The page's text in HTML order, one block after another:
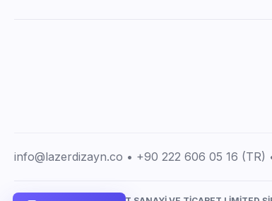
info@lazerdizayn.co • +90 222 606 05 16 (TR)